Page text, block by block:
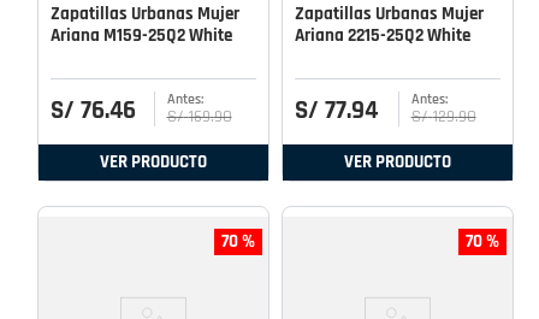
Zapatillas Urbanas Mujer
Ariana M159-25Q2 White
S/ 76.46 S/ 169.90
VER PRODUCTO
Zapatillas Urbanas Mujer
Ariana 2215-25Q2 White
S/ 77.94 S/ 129.90
VER PRODUCTO
70 % 70 %